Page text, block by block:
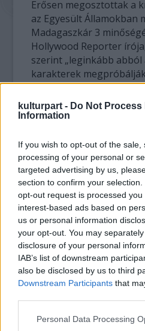
kulturpart - Do Not Process
Information
If you wish to opt-out of the
processing of your personal or
targeted advertising by us,
section to confirm your
opt-out request is processed
interest-based ads based on
us or personal information
your opt-out. You may
disclosure of your personal
IAB’s list of downstream
also be disclosed by us to third
Downstream Participants that
Please note that this website/
Personal Data Processing
Erősen megosztottak a
az Egyesült Államokban
Madagaszkár 3
Hollywood Reporter
szerint „leginkább abból
karakterek
egymást, ismétlődően
megijednek mindentől és
300%-kal túljátsszák
A USA Today-nek
egyetért, ő
alkotókat, hogy ha
4, akkor hagyják azokat
állatokat egy kicsit
utazást.
A New York Times és a
kritikusai más oldalról
helyzetet, szerintük a
dicsérték, előbbi szerint